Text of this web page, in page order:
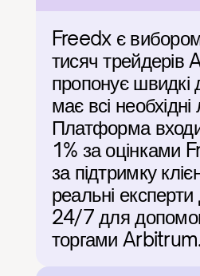
Freedx є
тисяч трейдерів
пропонує швидкі
має всі необхідні
Платформа
1% за оцінками
за підтримку
реальні експерти
24/7 для
торгами